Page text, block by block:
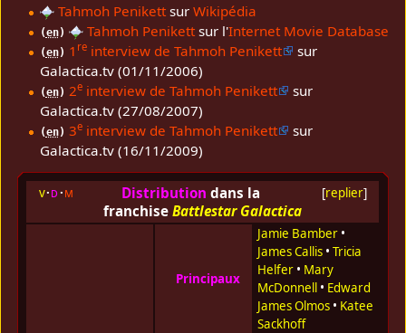
Tahmoh Penikettsur Wikipédia
(en) Tahmoh Penikettsur l'Internet Movie Database
(en) 1 reinterview de Tahmoh Penikett
sur
Galactica.tv (01/11/2006)
(en) 2einterview de Tahmoh Penikett
sur
Galactica.tv (27/08/2007)
(en) 3einterview de Tahmoh Penikett
sur
Galactica.tv (16/11/2009)
[replier]
v d m Distribution dans la
franchiseBattlestar Galactica
Principaux
Jamie Bamber•
James Callis• Tricia
Helfer• Mary
McDonnell• Edward
James Olmos• Katee
Sackhoff